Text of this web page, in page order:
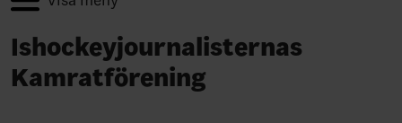
Ishockeyjournalisternas
Kamratförening